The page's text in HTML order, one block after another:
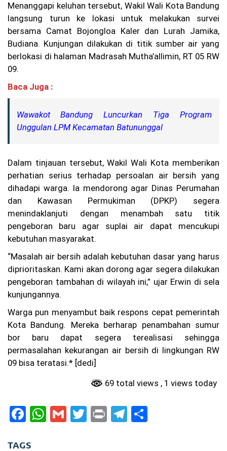
ot
Ba
ru
(P
AB
ot
a
gk
at
an
XX
V
hu
n
W
ar
ga
Ba
g
Pr
es
La
an
Pa
l
Be
ris
Menanggapi keluhan tersebut, Wakil Wali Kota Bandung
langsung turun ke lokasi untuk melakukan survei
bersama Camat Bojongloa Kaler dan Lurah Jamika,
Budiana. Kunjungan dilakukan di titik sumber air yang
berlokasi di halaman Madrasah Mutha’allimin, RT 05 RW
09.
Baca Juga :
Wawakot Bandung Luncurkan Tiga Program
Unggulan LPM Kecamatan Batununggal
Dalam tinjauan tersebut, Wakil Wali Kota memberikan
perhatian serius terhadap persoalan air bersih yang
dihadapi warga. Ia mendorong agar Dinas Perumahan
dan Kawasan Permukiman (DPKP) segera
menindaklanjuti dengan menambah satu titik
pengeboran baru agar suplai air dapat mencukupi
kebutuhan masyarakat.
“Masalah air bersih adalah kebutuhan dasar yang harus
diprioritaskan. Kami akan dorong agar segera dilakukan
pengeboran tambahan di wilayah ini,” ujar Erwin di sela
kunjungannya.
Warga pun menyambut baik respons cepat pemerintah
Kota Bandung. Mereka berharap penambahan sumur
bor baru dapat segera terealisasi sehingga
permasalahan kekurangan air bersih di lingkungan RW
09 bisa teratasi.* [dedi]
69 total views , 1 views today
F
a
c
W
h
G
m
T
w
Pr
in
T
el
TAGS